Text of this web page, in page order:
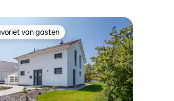
van gasten
van gasten